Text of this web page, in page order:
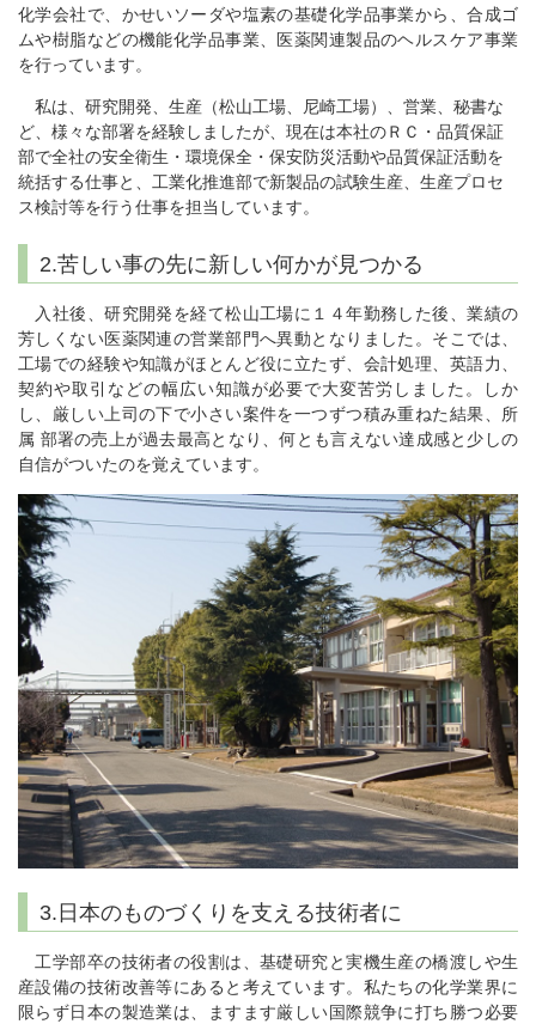
化学会社で、かせいソーダや塩素の基礎化学品事業から、合成ゴ
ムや樹脂などの機能化学品事業、医薬関連製品のヘルスケア事業
を行っています。
私は、研究開発、生産（松山工場、尼崎工場）、営業、秘書な
ど、様々な部署を経験しましたが、現在は本社のＲＣ・品質保証
部で全社の安全衛生・環境保全・保安防災活動や品質保証活動を
統括する仕事と、工業化推進部で新製品の試験生産、生産プロセ
ス検討等を行う仕事を担当しています。
2.苦しい事の先に新しい何かが見つかる
入社後、研究開発を経て松山工場に１４年勤務した後、業績の
芳しくない医薬関連の営業部門へ異動となりました。そこでは、
工場での経験や知識がほとんど役に立たず、会計処理、英語力、
契約や取引などの幅広い知識が必要で大変苦労しました。しか
し、厳しい上司の下で小さい案件を一つずつ積み重ねた結果、所
属 部署の売上が過去最高となり、何とも言えない達成感と少しの
自信がついたのを覚えています。
3.日本のものづくりを支える技術者に
工学部卒の技術者の役割は、基礎研究と実機生産の橋渡しや生
産設備の技術改善等にあると考えています。私たちの化学業界に
限らず日本の製造業は、ますます厳しい国際競争に打ち勝つ必要